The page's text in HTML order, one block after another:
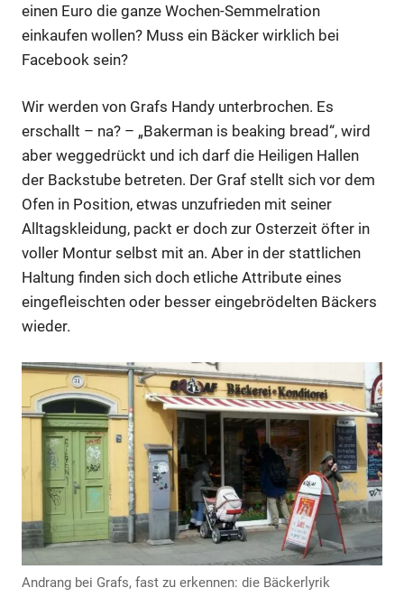
Anzeige
einen Euro die ganze Wochen-Semmelration
einkaufen wollen? Muss ein Bäcker wirklich bei
Facebook sein?
Wir werden von Grafs Handy unterbrochen. Es
erschallt – na? – „Bakerman is beaking bread“, wird
aber weggedrückt und ich darf die Heiligen Hallen
der Backstube betreten. Der Graf stellt sich vor dem
Ofen in Position, etwas unzufrieden mit seiner
Alltagskleidung, packt er doch zur Osterzeit öfter in
voller Montur selbst mit an. Aber in der stattlichen
Haltung finden sich doch etliche Attribute eines
eingefleischten oder besser eingebrödelten Bäckers
wieder.
Andrang bei Grafs, fast zu erkennen: die Bäckerlyrik